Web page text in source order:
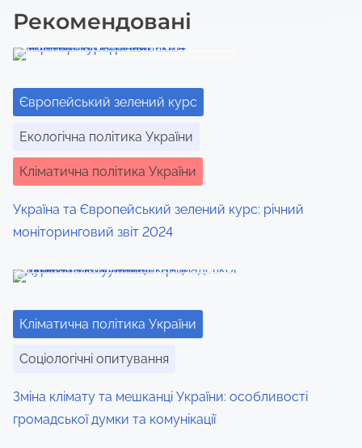
e
h
i
s
p
s
o
Рекомендовані
Європейський зелений курс
Екологічна політика України
Кліматична політика України
Україна та Європейський зелений курс: річний
моніторинговий звіт 2024
Кліматична політика України
Соціологічні опитування
Зміна клімату та мешканці України: особливості
громадської думки та комунікації